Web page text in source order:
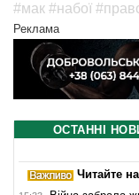
#мак #набої
Реклама
ОСТАННІ
Читайте